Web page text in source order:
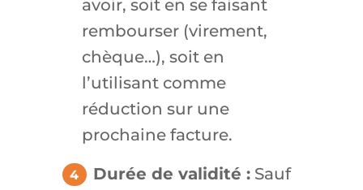
avoir, soit en se faisant
rembourser (virement,
chèque…), soit en
l’utilisant comme
réduction sur une
prochaine facture.
Durée de validité :Sauf